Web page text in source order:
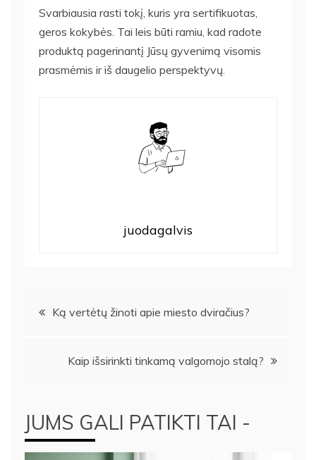
Svarbiausia rasti tokį, kuris yra sertifikuotas,
geros kokybės. Tai leis būti ramiu, kad radote
produktą pagerinantį Jūsų gyvenimą visomis
prasmėmis ir iš daugelio perspektyvų.
juodagalvis
Navigacija
Ką vertėtų žinoti apie miesto dviračius?
Kaip išsirinkti tinkamą valgomojo stalą?
JUMS GALI PATIKTI TAI -